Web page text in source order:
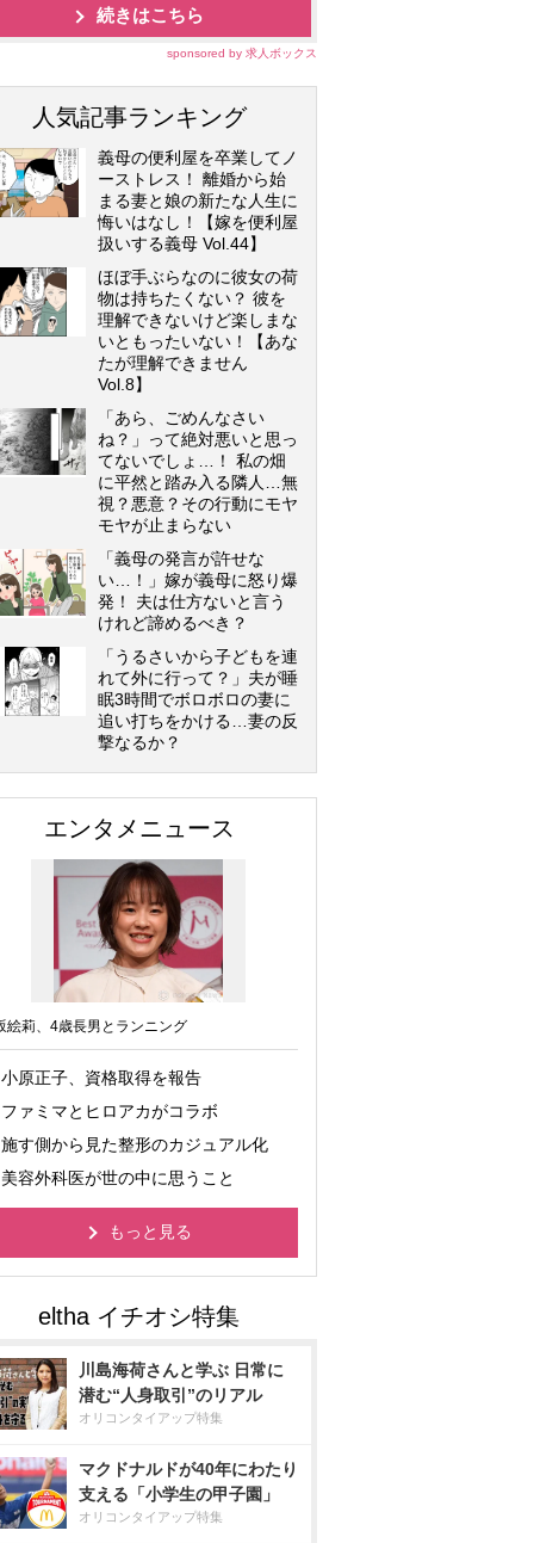
続きはこちら
sponsored by 求人ボックス
人気記事ランキング
義母の便利屋を卒業してノ
ーストレス！ 離婚から始
まる妻と娘の新たな人生に
悔いはなし！【嫁を便利屋
扱いする義母 Vol.44】
ほぼ手ぶらなのに彼女の荷
物は持ちたくない？ 彼を
理解できないけど楽しまな
いともったいない！【あな
たが理解できません
Vol.8】
「あら、ごめんなさい
ね？」って絶対悪いと思っ
てないでしょ…！ 私の畑
に平然と踏み入る隣人…無
視？悪意？その行動にモヤ
モヤが止まらない
「義母の発言が許せな
い…！」嫁が義母に怒り爆
発！ 夫は仕方ないと言う
けれど諦めるべき？
「うるさいから子どもを連
れて外に行って？」夫が睡
眠3時間でボロボロの妻に
追い打ちをかける…妻の反
撃なるか？
エンタメニュース
絵莉、4歳長男とランニング
小原正子、資格取得を報告
ファミマとヒロアカがコラボ
施す側から見た整形のカジュアル化
美容外科医が世の中に思うこと
もっと見る
川島海荷さんと学ぶ 日常に
潜む“人身取引”のリアル
オリコンタイアップ特集
マクドナルドが40年にわたり
支える「小学生の甲子園」
オリコンタイアップ特集